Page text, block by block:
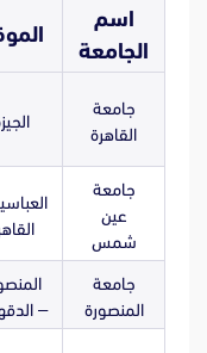
اسم
الجامعة
جامعة
القاهرة
جامعة
عين
شمس
جامعة
المنصورة
–